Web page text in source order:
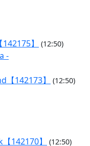
】 (12:50)
-
142173】 (12:50)
142170】 (12:50)